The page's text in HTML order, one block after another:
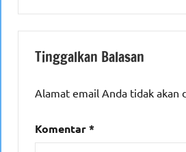
Tinggalkan Balasan
Alamat email Anda tidak akan
Komentar*